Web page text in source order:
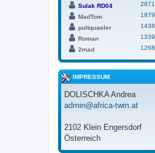
Sulak RD04
2671
MadTom
1879
pultquaeler
1438
Roman
1339
2mad
1268
IMPRESSUM
DOLISCHKA Andrea
admin@africa-twin.at
2102 Klein Engersdorf
Österreich